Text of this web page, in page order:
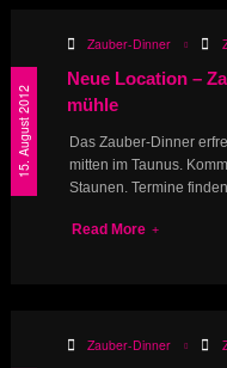
15. August 2012
Zauber-Dinner
Neue Location –
mühle
Das Zauber-Dinner
mitten im Taunus.
Staunen. Termine
Read More
Zauber-Dinner